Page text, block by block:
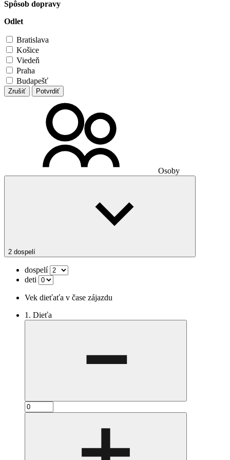
Spôsob dopravy
Odlet
Bratislava
Košice
Viedeň
Praha
Budapešť
Zrušiť Potvrdiť
Osoby
2 dospelí
dospelí
deti
Vek dieťaťa v čase zájazdu
1. Dieťa